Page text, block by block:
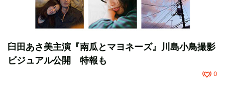
臼田あさ美主演『南瓜とマヨネーズ』川島小鳥撮影
ビジュアル公開 特報も
0